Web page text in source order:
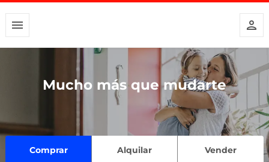
Mucho más que mudarte
Comprar Alquilar Vender